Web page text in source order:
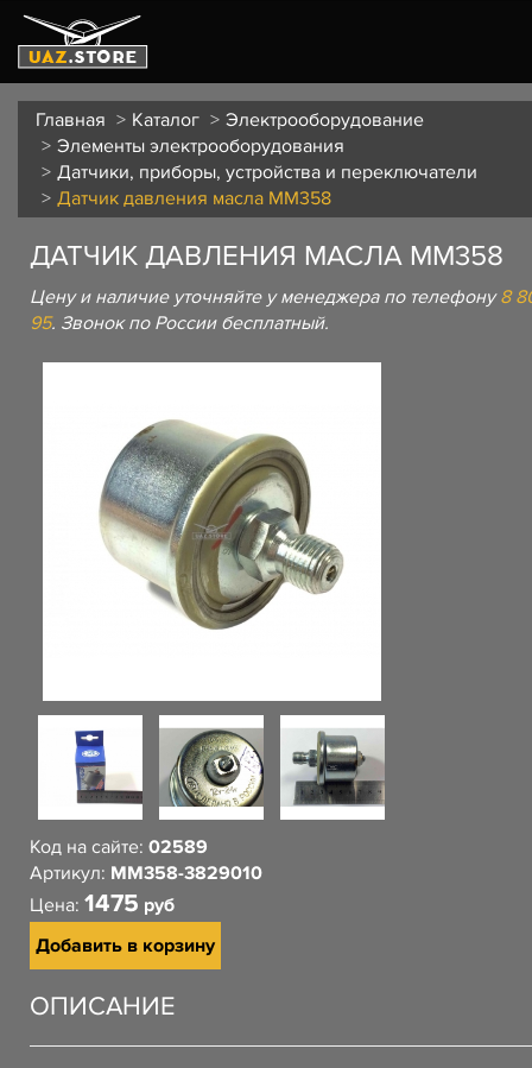
Главная Каталог
Электрооборудование
Элементы электрооборудования
Датчики, приборы, устройства и переключатели
Датчик давления масла ММ358
ДАТЧИК ДАВЛЕНИЯ МАСЛА ММ358
Цену и наличие уточняйте у менеджера по телефону8
95. Звонок по России бесплатный.
Код на сайте: 02589
Артикул: ММ358-3829010
Цена: 1475 руб
Добавить в корзину
ОПИСАНИЕ